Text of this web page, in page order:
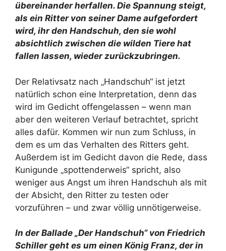
übereinander herfallen. Die Spannung steigt,
als ein Ritter von seiner Dame aufgefordert
wird, ihr den Handschuh, den sie wohl
absichtlich zwischen die wilden Tiere hat
fallen lassen, wieder zurückzubringen.
Der Relativsatz nach „Handschuh“ ist jetzt
natürlich schon eine Interpretation, denn das
wird im Gedicht offengelassen – wenn man
aber den weiteren Verlauf betrachtet, spricht
alles dafür. Kommen wir nun zum Schluss, in
dem es um das Verhalten des Ritters geht.
Außerdem ist im Gedicht davon die Rede, dass
Kunigunde „spottenderweis“ spricht, also
weniger aus Angst um ihren Handschuh als mit
der Absicht, den Ritter zu testen oder
vorzuführen – und zwar völlig unnötigerweise.
In der Ballade „Der Handschuh“ von Friedrich
Schiller geht es um einen König Franz, der in